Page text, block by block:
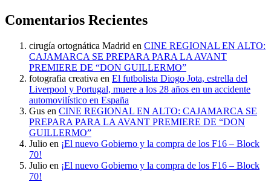
Comentarios Recientes
cirugía ortognática Madrid en CINE REGIONAL EN ALTO:
CAJAMARCA SE PREPARA PARA LA AVANT
PREMIERE DE “DON GUILLERMO”
fotografia creativa en El futbolista Diogo Jota, estrella del
Liverpool y Portugal, muere a los 28 años en un accidente
automovilístico en España
Gus en CINE REGIONAL EN ALTO: CAJAMARCA SE
PREPARA PARA LA AVANT PREMIERE DE “DON
GUILLERMO”
Julio en ¡El nuevo Gobierno y la compra de los F16 – Block
70!
Julio en ¡El nuevo Gobierno y la compra de los F16 – Block
70!